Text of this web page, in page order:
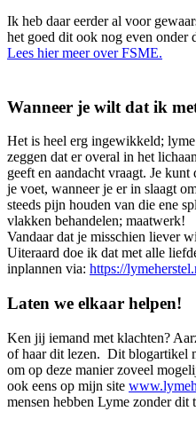
Ik heb daar eerder al voor
het goed dit ook nog even onder
Lees hier meer over FSME.
Wanneer je wilt dat ik
Het is heel erg ingewikkeld;
zeggen dat er overal in het
geeft en aandacht vraagt. Je
je voet, wanneer je er in slaagt
steeds pijn houden van die ene
vlakken behandelen; maatwerk!
Vandaar dat je misschien liever
Uiteraard doe ik dat met alle
inplannen via: https://
Laten we elkaar helpen!
Ken jij iemand met klachten?
of haar dit lezen. Dit blogartikel
om op deze manier zoveel
ook eens op mijn site
mensen hebben Lyme zonder dit